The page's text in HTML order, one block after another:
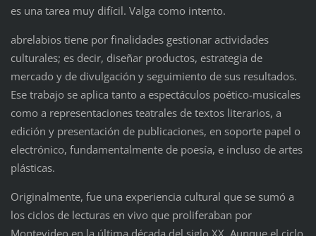
es una tarea muy difícil. Valga como intento.
abrelabios tiene por finalidades gestionar actividades
culturales; es decir, diseñar productos, estrategia de
mercado y de divulgación y seguimiento de sus resultados.
Ese trabajo se aplica tanto a espectáculos poético-musicales
como a representaciones teatrales de textos literarios, a
edición y presentación de publicaciones, en soporte papel o
electrónico, fundamentalmente de poesía, e incluso de artes
plásticas.
Originalmente, fue una experiencia cultural que se sumó a
los ciclos de lecturas en vivo que proliferaban por
Montevideo en la última década del siglo XX. Aunque el ciclo